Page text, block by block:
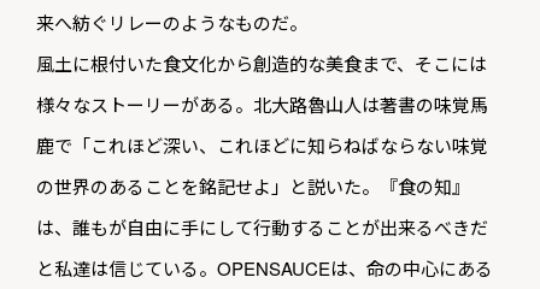
来へ紡ぐリレーのようなものだ。
風土に根付いた食文化から創造的な美食まで、そこには
様々なストーリーがある。北大路魯山人は著書の味覚馬
鹿で「これほど深い、これほどに知らねばならない味覚
の世界のあることを銘記せよ」と説いた。『食の知』
は、誰もが自由に手にして行動することが出来るべきだ
と私達は信じている。OPENSAUCEは、命の中心にある